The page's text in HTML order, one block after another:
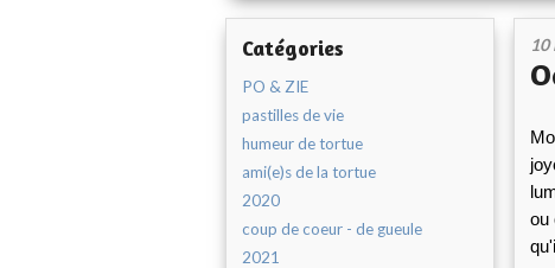
Catégories
PO & ZIE
pastilles de vie
humeur de tortue
ami(e)s de la tortue
2020
coup de coeur - de gueule
2021
10
ou